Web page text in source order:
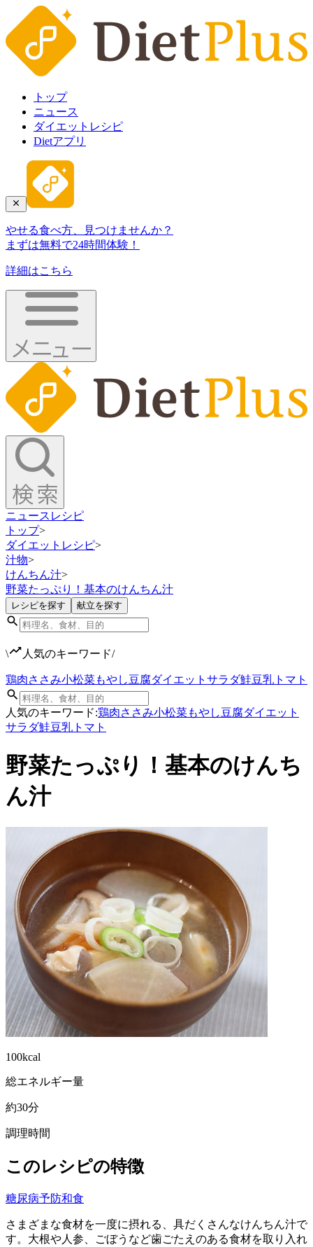
トップ
ニュース
ダイエットレシピ
Dietアプリ
やせる食べ方、見つけませんか？
まずは無料で24時間体験！
詳細はこちら
ニュース レシピ
トップ>
ダイエットレシピ>
汁物>
けんちん汁>
野菜たっぷり！基本のけんちん汁
レシピを探す 献立を探す
\ 人気のキーワード/
鶏肉ささみ小松菜もやし豆腐ダイエット サラダ鮭豆乳 トマト
人気のキーワード:鶏肉ささみ小松菜もやし豆腐ダイエット
サラダ鮭豆乳 トマト
野菜たっぷり！基本のけんち
ん汁
100kcal
総エネルギー量
約30分
調理時間
このレシピの特徴
糖尿病予防和食
さまざまな食材を一度に摂れる、具だくさんなけんちん汁で
す。大根や人参、ごぼうなど歯ごたえのある食材を取り入れ